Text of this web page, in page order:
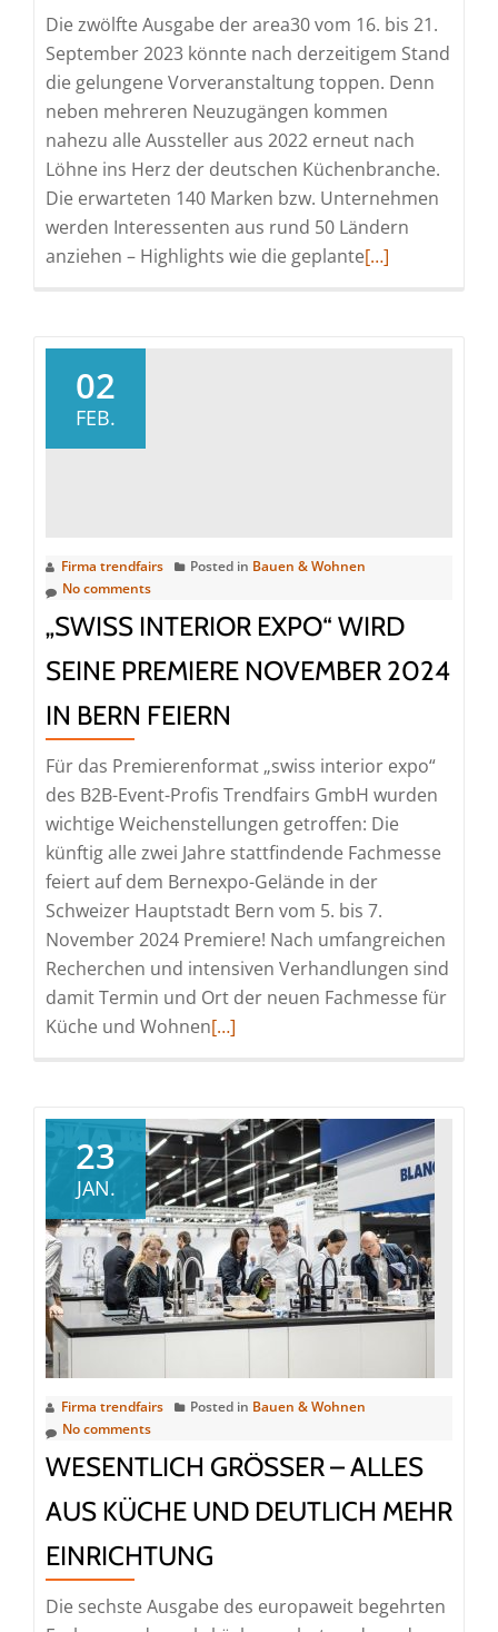
das
Messehighlight
rund
um
die
Welt
der
Küche
Die zwölfte Ausgabe der area30 vom 16. bis 21.
September 2023 könnte nach derzeitigem Stand
die gelungene Vorveranstaltung toppen. Denn
neben mehreren Neuzugängen kommen
nahezu alle Aussteller aus 2022 erneut nach
Löhne ins Herz der deutschen Küchenbranche.
Die erwarteten 140 Marken bzw. Unternehmen
werden Interessenten aus rund 50 Ländern
anziehen – Highlights wie die geplanteRead
[…]
02
FEB.
Firma trendfairs Posted in Bauen & Wohnen
No comments
„SWISS INTERIOR EXPO“ WIRD
SEINE PREMIERE NOVEMBER 2024
IN BERN FEIERN
Für das Premierenformat „swiss interior expo“
des B2B-Event-Profis Trendfairs GmbH wurden
wichtige Weichenstellungen getroffen: Die
künftig alle zwei Jahre stattfindende Fachmesse
feiert auf dem Bernexpo-Gelände in der
Schweizer Hauptstadt Bern vom 5. bis 7.
November 2024 Premiere! Nach umfangreichen
Recherchen und intensiven Verhandlungen sind
damit Termin und Ort der neuen Fachmesse für
Küche und WohnenRead
interior
expo“
wird
seine
Premiere
November
2024
Bern
feiern
[…]
23
JAN.
Firma trendfairs Posted in Bauen & Wohnen
No comments
WESENTLICH GRÖSSER – ALLES A
US KÜCHE UND DEUTLICH MEHR E
INRICHTUNG
Die sechste Ausgabe des europaweit begehrten